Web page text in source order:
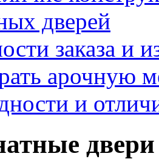
дверей
заказа и
арочную
и
двери